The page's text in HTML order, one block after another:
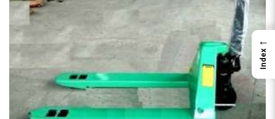
←
Index